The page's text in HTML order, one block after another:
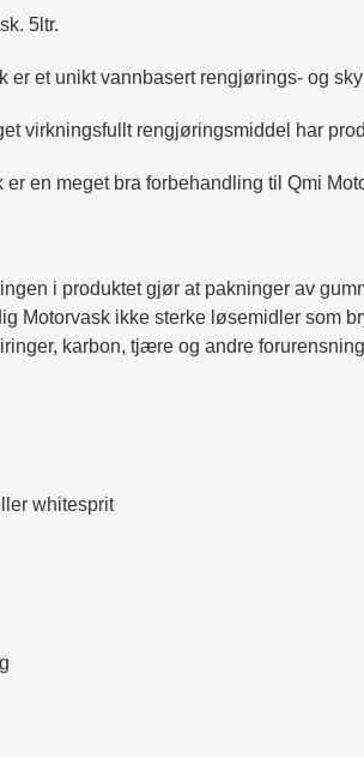
5ltr.
er et unikt vannbasert rengjørings- og
virkningsfullt rengjøringsmiddel har
er en meget bra forbehandling til Qmi
i produktet gjør at pakninger av
Motorvask ikke sterke løsemidler som
karbon, tjære og andre
whitesprit